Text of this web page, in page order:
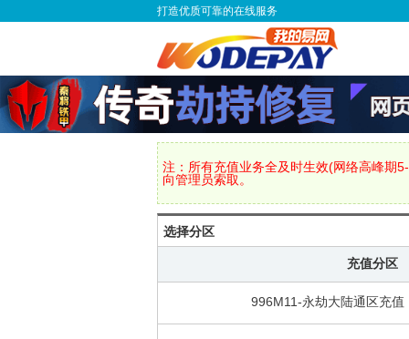
打造优质可靠的在线服务
注：所有充值业务全及时生效(网络高峰期
向管理员索取。
选择分区
充值分区
996M11-永劫大陆通区充值